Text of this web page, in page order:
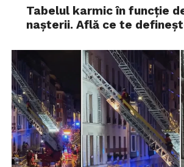
Tabelul karmic în funcție
nașterii. Află ce te